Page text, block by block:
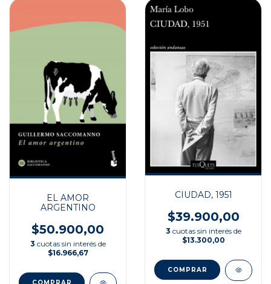
EL AMOR
ARGENTINO
$50.900,00
3 cuotas sin interés de
$16.966,67
CIUDAD, 1951
$39.900,00
3 cuotas sin interés de
$13.300,00